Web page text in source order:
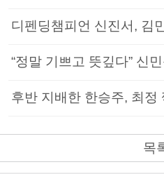
디펜딩챔피언 신진서, 김
“정말 기쁘고 뜻깊다” 신
후반 지배한 한승주, 최정
목